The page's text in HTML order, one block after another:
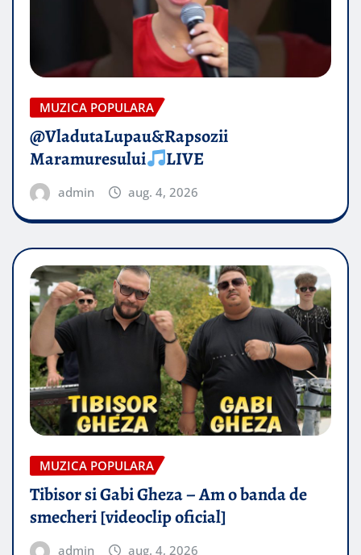
MUZICA POPULARA
@VladutaLupau&Rapsozii
Maramuresului
LIVE
admin aug. 4, 2026
MUZICA POPULARA
Tibisor si Gabi Gheza – Am o banda de
smecheri [videoclip oficial]
admin aug. 4, 2026